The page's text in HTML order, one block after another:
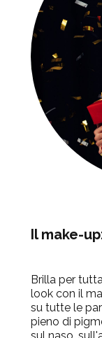
Il make-
Brilla per
look con il
su tutte le
pieno di